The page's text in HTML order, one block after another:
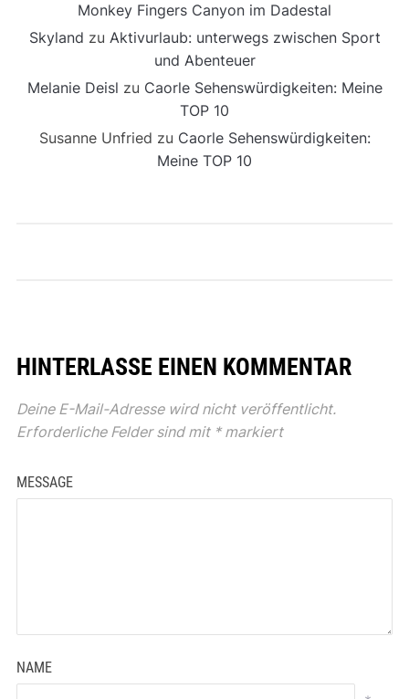
Monkey Fingers Canyon im Dadestal
Skyland zu Aktivurlaub: unterwegs zwischen Sport
und Abenteuer
Melanie Deisl zu Caorle Sehenswürdigkeiten: Meine
TOP 10
Susanne Unfried zu Caorle Sehenswürdigkeiten:
Meine TOP 10
HINTERLASSE EINEN KOMMENTAR
Deine E-Mail-Adresse wird nicht veröffentlicht.
Erforderliche Felder sind mit *markiert
MESSAGE
NAME